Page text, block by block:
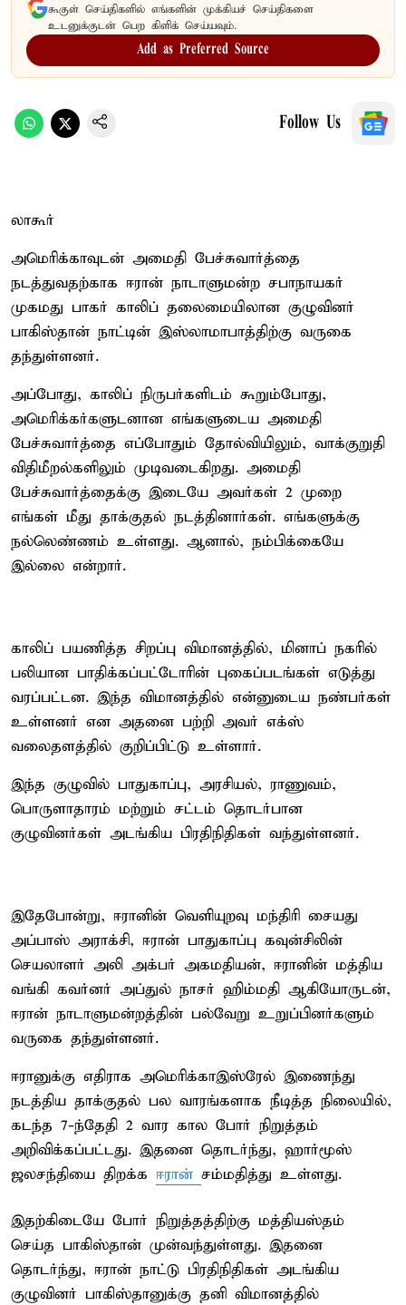
கூகுள் செய்திகளில் எங்களின் முக்கியச் செய்திகளை
உடனுக்குடன் பெற கிளிக் செய்யவும்.
Add as Preferred Source
Follow Us
லாகூர்
அமெரிக்காவுடன் அமைதி பேச்சுவார்த்தை
நடத்துவதற்காக ஈரான் நாடாளுமன்ற சபாநாயகர்
முகமது பாகர் காலிப் தலைமையிலான குழுவினர்
பாகிஸ்தான் நாட்டின் இஸ்லாமாபாத்திற்கு வருகை
தந்துள்ளனர்.
அப்போது, காலிப் நிருபர்களிடம் கூறும்போது,
அமெரிக்கர்களுடனான எங்களுடைய அமைதி
பேச்சுவார்த்தை எப்போதும் தோல்வியிலும், வாக்குறுதி
விதிமீறல்களிலும் முடிவடைகிறது. அமைதி
பேச்சுவார்த்தைக்கு இடையே அவர்கள் 2 முறை
எங்கள் மீது தாக்குதல் நடத்தினார்கள். எங்களுக்கு
நல்லெண்ணம் உள்ளது. ஆனால், நம்பிக்கையே
இல்லை என்றார்.
காலிப் பயணித்த சிறப்பு விமானத்தில், மினாப் நகரில்
பலியான பாதிக்கப்பட்டோரின் புகைப்படங்கள் எடுத்து
வரப்பட்டன. இந்த விமானத்தில் என்னுடைய நண்பர்கள்
உள்ளனர் என அதனை பற்றி அவர் எக்ஸ்
வலைதளத்தில் குறிப்பிட்டு உள்ளார்.
இந்த குழுவில் பாதுகாப்பு, அரசியல், ராணுவம்,
பொருளாதாரம் மற்றும் சட்டம் தொடர்பான
குழுவினர்கள் அடங்கிய பிரதிநிதிகள் வந்துள்ளனர்.
இதேபோன்று, ஈரானின் வெளியுறவு மந்திரி சையது
அப்பாஸ் அராக்சி, ஈரான் பாதுகாப்பு கவுன்சிலின்
செயலாளர் அலி அக்பர் அகமதியன், ஈரானின் மத்திய
வங்கி கவர்னர் அப்துல் நாசர் ஹிம்மதி ஆகியோருடன்,
ஈரான் நாடாளுமன்றத்தின் பல்வேறு உறுப்பினர்களும்
வருகை தந்துள்ளனர்.
ஈரானுக்கு எதிராக அமெரிக்கா–இஸ்ரேல் இணைந்து
நடத்திய தாக்குதல் பல வாரங்களாக நீடித்த நிலையில்,
கடந்த 7-ந்தேதி 2 வார கால போர் நிறுத்தம்
அறிவிக்கப்பட்டது. இதனை தொடர்ந்து, ஹார்மூஸ்
ஜலசந்தியை திறக்க ஈரான் சம்மதித்து உள்ளது.
இதற்கிடையே போர் நிறுத்தத்திற்கு மத்தியஸ்தம்
செய்த பாகிஸ்தான் முன்வந்துள்ளது. இதனை
தொடர்ந்து, ஈரான் நாட்டு பிரதிநிதிகள் அடங்கிய
குழுவினர் பாகிஸ்தானுக்கு தனி விமானத்தில்